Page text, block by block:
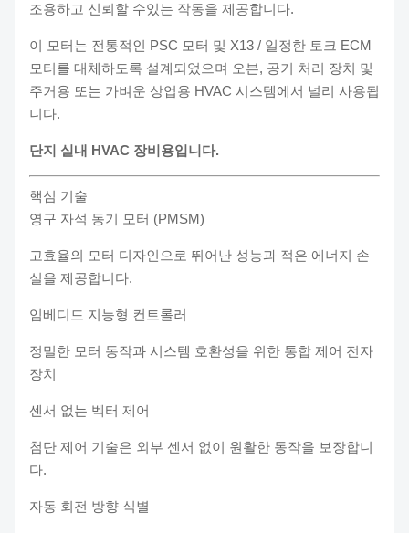
조용하고 신뢰할 수있는 작동을 제공합니다.
이 모터는 전통적인 PSC 모터 및 X13 / 일정한 토크 ECM
모터를 대체하도록 설계되었으며 오븐, 공기 처리 장치 및
주거용 또는 가벼운 상업용 HVAC 시스템에서 널리 사용됩
니다.
단지 실내 HVAC 장비용입니다.
핵심 기술
영구 자석 동기 모터 (PMSM)
고효율의 모터 디자인으로 뛰어난 성능과 적은 에너지 손
실을 제공합니다.
임베디드 지능형 컨트롤러
정밀한 모터 동작과 시스템 호환성을 위한 통합 제어 전자
장치
센서 없는 벡터 제어
첨단 제어 기술은 외부 센서 없이 원활한 동작을 보장합니
다.
자동 회전 방향 식별